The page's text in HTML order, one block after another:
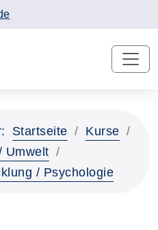
Startseite
Kurse
Umwelt
/ Psychologie